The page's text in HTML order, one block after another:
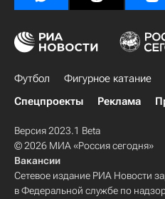
Футбол Фигурное катание
Спецпроекты
Реклама
Версия 2023.1 Beta
© 2026 МИА «Россия сегодня»
Вакансии
Сетевое издание РИА Новости
в Федеральной службе по